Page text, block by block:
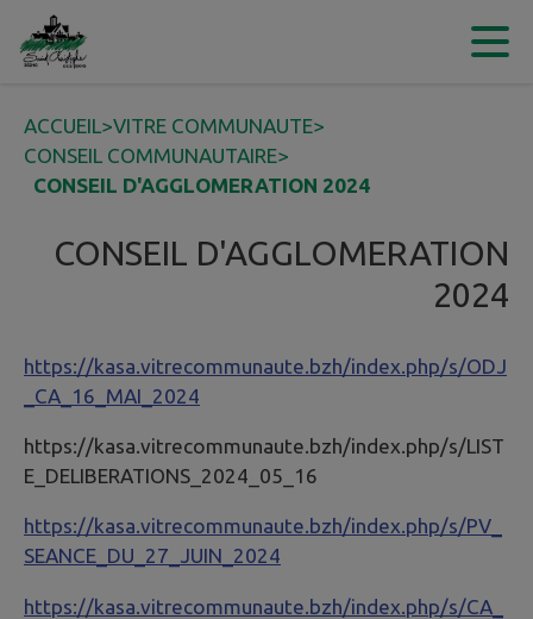
Contenu
ACCUEIL>VITRE COMMUNAUTE>
CONSEIL COMMUNAUTAIRE>
CONSEIL D'AGGLOMERATION 2024
CONSEIL D'AGGLOMERATION
2024
https://kasa.vitrecommunaute.bzh/index.php/s/ODJ
_CA_16_MAI_2024
https://kasa.vitrecommunaute.bzh/index.php/s/LIST
E_DELIBERATIONS_2024_05_16
https://kasa.vitrecommunaute.bzh/index.php/s/PV_
SEANCE_DU_27_JUIN_2024
https://kasa.vitrecommunaute.bzh/index.php/s/CA_